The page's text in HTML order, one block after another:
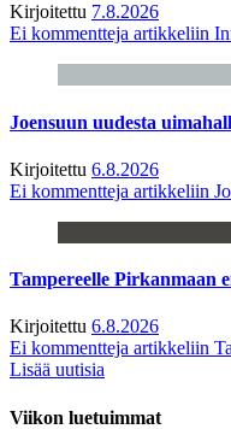
Kirjoitettu 7.8.2026
Ei kommentteja artikkeliin
Joensuun uudesta
Kirjoitettu 6.8.2026
Ei kommentteja artikkeliin
Tampereelle Pirkanmaan
Kirjoitettu 6.8.2026
Ei kommentteja artikkeliin
Lisää uutisia
Viikon luetuimmat